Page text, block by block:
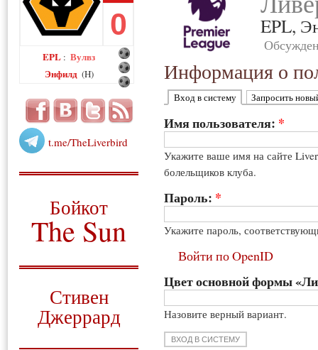
0
EPL : Вулвз
Энфилд (H)
t.me/TheLiverbird
Бойкот
The Sun
Стивен
Джеррард
EPL,
Информация о
Вход в систему Запросить
Имя пользователя: *
Укажите ваше имя на сайте
болельщиков клуба.
Пароль: *
Укажите пароль,
Войти по OpenID
Цвет основной формы
Назовите верный вариант.